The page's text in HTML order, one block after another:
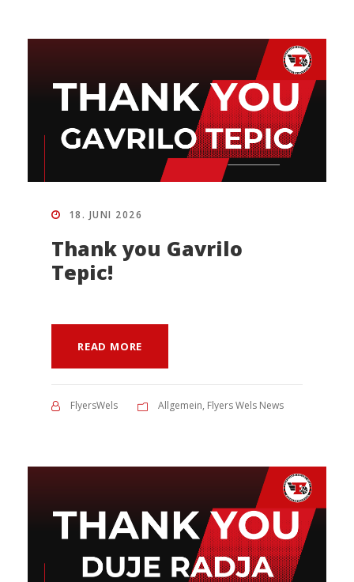
18. JUNI 2026
Thank you Gavrilo
Tepic!
READ MORE
FlyersWels Allgemein, Flyers Wels News